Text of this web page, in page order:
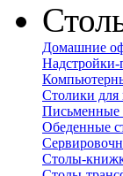
Домашние
Надстройки-
Столики для
Письменные
Обеденные
Столы-